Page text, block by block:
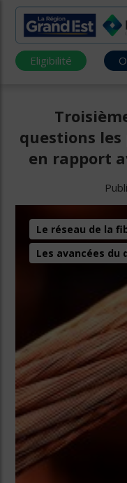
Eligibilité
questions les
en rapport
Le réseau de la
Les avancées du